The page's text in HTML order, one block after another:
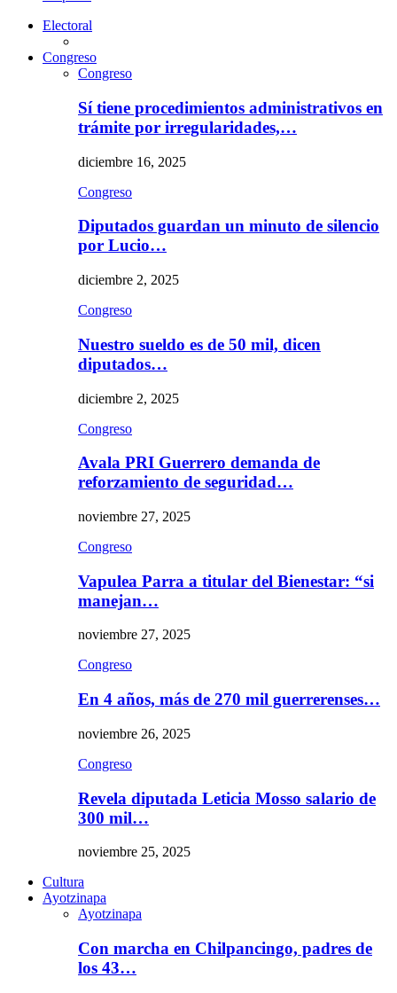
Electoral
Congreso
Congreso
Sí tiene procedimientos administrativos en
trámite por irregularidades,…
diciembre 16, 2025
Congreso
Diputados guardan un minuto de silencio
por Lucio…
diciembre 2, 2025
Congreso
Nuestro sueldo es de 50 mil, dicen
diputados…
diciembre 2, 2025
Congreso
Avala PRI Guerrero demanda de
reforzamiento de seguridad…
noviembre 27, 2025
Congreso
Vapulea Parra a titular del Bienestar: “si
manejan…
noviembre 27, 2025
Congreso
En 4 años, más de 270 mil guerrerenses…
noviembre 26, 2025
Congreso
Revela diputada Leticia Mosso salario de
300 mil…
noviembre 25, 2025
Cultura
Ayotzinapa
Ayotzinapa
Con marcha en Chilpancingo, padres de
los 43…